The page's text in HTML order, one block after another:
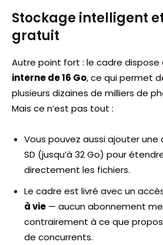
Stockage intelligent
gratuit
Autre point fort : le cadre dispose
interne de 16 Go, ce qui permet
plusieurs dizaines de milliers de
Mais ce n’est pas tout :
Vous pouvez aussi ajouter une
SD (jusqu’à 32 Go) pour
directement les fichiers.
Le cadre est livré avec un
à vie — aucun abonnement
contrairement à ce que
de concurrents.